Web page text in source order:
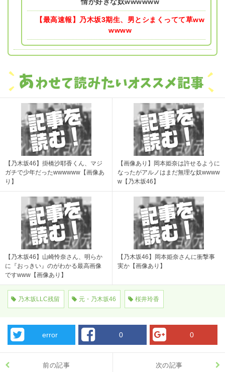
情が好きな奴wwwwww
【最高速報】乃木坂3期生、男とシまくってて草ww
wwww
【乃木坂46】掛橋沙耶香くん、マジ
ガチで少年だったwwwwww【画像あ
り】
【画像あり】岡本姫奈は許せるように
なったがアルノはまだ無理な奴wwww
w【乃木坂46】
【乃木坂46】山崎怜奈さん、明らか
に『おっきい』のがわかる最高画像
ですwww【画像あり】
【乃木坂46】岡本姫奈さんに衝撃事
実か【画像あり】
乃木坂LLC残留 元・乃木坂46 桜井玲香
error 0 0
前の記事 次の記事